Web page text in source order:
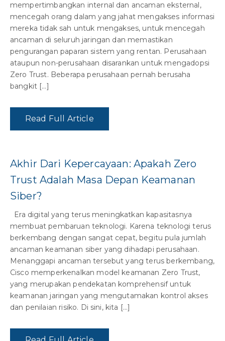
mempertimbangkan internal dan ancaman eksternal,
mencegah orang dalam yang jahat mengakses informasi
mereka tidak sah untuk mengakses, untuk mencegah
ancaman di seluruh jaringan dan memastikan
pengurangan paparan sistem yang rentan. Perusahaan
ataupun non-perusahaan disarankan untuk mengadopsi
Zero Trust. Beberapa perusahaan pernah berusaha
bangkit […]
Read Full Article
Akhir Dari Kepercayaan: Apakah Zero
Trust Adalah Masa Depan Keamanan
Siber?
Era digital yang terus meningkatkan kapasitasnya
membuat pembaruan teknologi. Karena teknologi terus
berkembang dengan sangat cepat, begitu pula jumlah
ancaman keamanan siber yang dihadapi perusahaan.
Menanggapi ancaman tersebut yang terus berkembang,
Cisco memperkenalkan model keamanan Zero Trust,
yang merupakan pendekatan komprehensif untuk
keamanan jaringan yang mengutamakan kontrol akses
dan penilaian risiko. Di sini, kita […]